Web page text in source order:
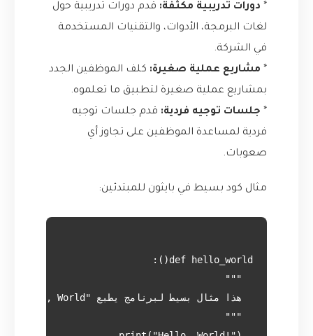
* دورات تدريبية مكثفة: قدم دورات تدريبية حول
لغات البرمجة، الأدوات، والتقنيات المستخدمة
في الشركة.
* مشاريع عملية صغيرة: كلف الموظفين الجدد
بمشاريع عملية صغيرة لتطبيق ما تعلموه.
* جلسات توجيه فردية: قدم جلسات توجيه
فردية لمساعدة الموظفين على تجاوز أي
صعوبات.
مثال كود بسيط في بايثون للمبتدئين: